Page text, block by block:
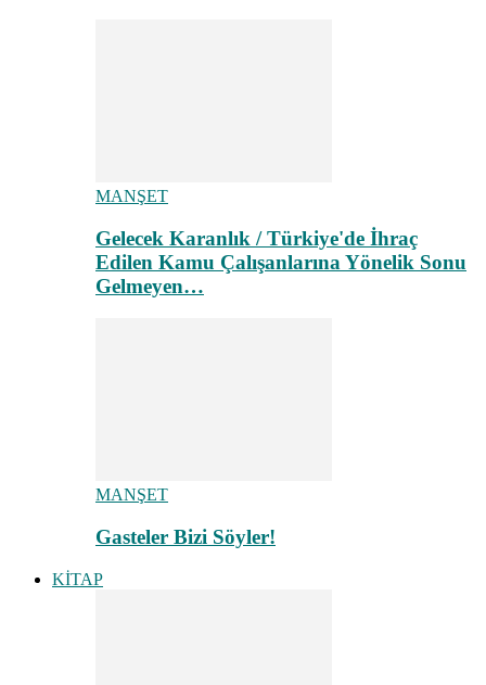
MANŞET
Gelecek Karanlık / Türkiye'de İhraç
Edilen Kamu Çalışanlarına Yönelik Sonu
Gelmeyen…
MANŞET
Gasteler Bizi Söyler!
KİTAP